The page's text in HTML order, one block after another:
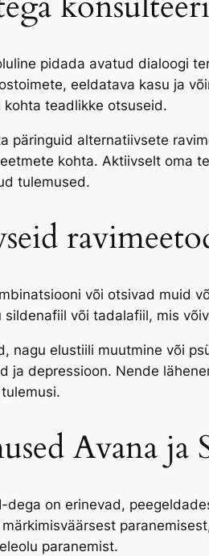
pidada avatud dialoogi
eeldatava kasu ja
teadlikke otsuseid.
päringuid alternatiivsete
kohta. Aktiivselt oma
tulemused.
või otsivad muid
või tadalafiil, mis
nagu elustiili muutmine või
ja depressioon. Nende
Avana ja
dega on erinevad,
paranemist.